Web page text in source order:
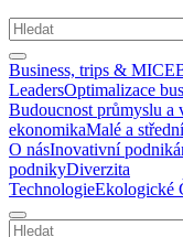
Business, trips & MICE
LeadersOptimalizace
Budoucnost průmyslu a
ekonomikaMalé a
O násInovativní
podnikyDiverzita
TechnologieEkologické